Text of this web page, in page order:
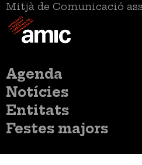
Mitjà de Comunicació
Menú
principal
Agenda
Notícies
Entitats
Festes majors